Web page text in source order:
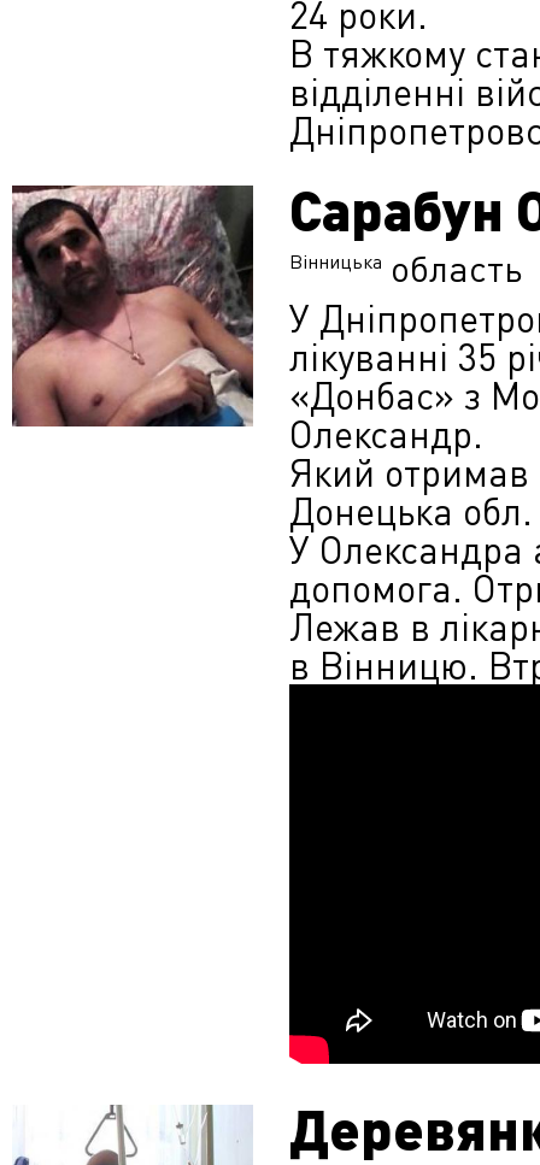
24 роки.
В тяжкому
відділенні
Сарабун
Вінницька область
У
лікуванні 35
«Донбас» з
Олександр.
Який отримав
Донецька обл.
У Олександра
допомога.
Лежав в
в Вінницю.